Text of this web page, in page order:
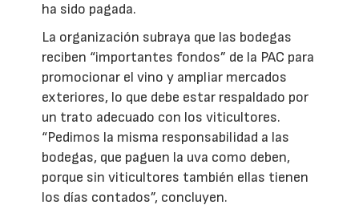
ha sido pagada.
La organización subraya que las bodegas
reciben “importantes fondos” de la PAC para
promocionar el vino y ampliar mercados
exteriores, lo que debe estar respaldado por
un trato adecuado con los viticultores.
“Pedimos la misma responsabilidad a las
bodegas, que paguen la uva como deben,
porque sin viticultores también ellas tienen
los días contados”, concluyen.